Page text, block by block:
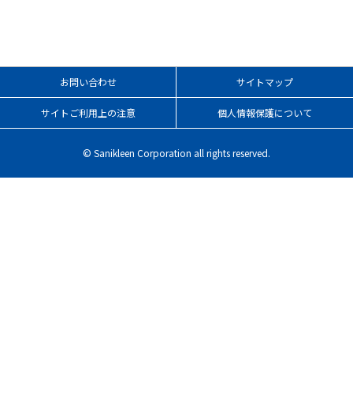
お問い合わせ サイトマップ
サイトご利用上の注意 個人情報保護について
© Sanikleen Corporation all rights reserved.